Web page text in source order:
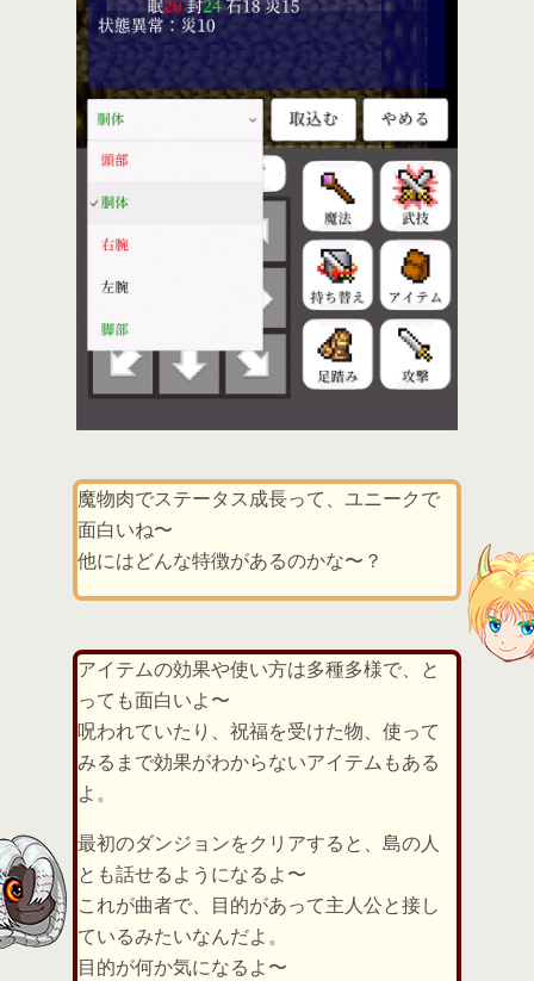
魔物肉でステータス成長って、ユニークで
面白いね〜
他にはどんな特徴があるのかな〜？
アイテムの効果や使い方は多種多様で、と
っても面白いよ〜
呪われていたり、祝福を受けた物、使って
みるまで効果がわからないアイテムもある
よ。
最初のダンジョンをクリアすると、島の人
とも話せるようになるよ〜
これが曲者で、目的があって主人公と接し
ているみたいなんだよ。
目的が何か気になるよ〜